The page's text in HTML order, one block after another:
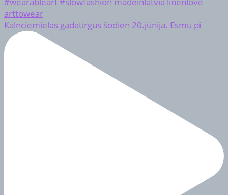
Kalnciemielas gadatirgus šodien 20.jūnijā. Esmu pi